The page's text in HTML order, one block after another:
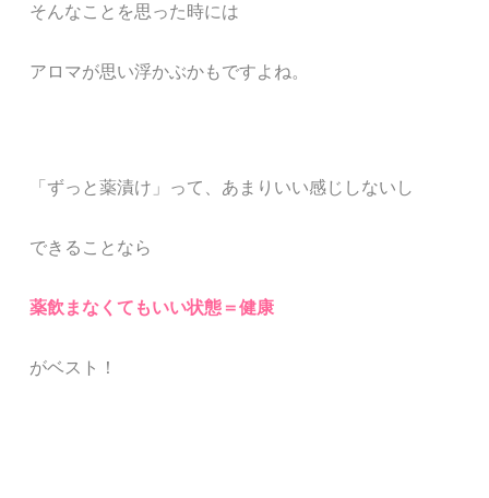
そんなことを思った時には
アロマが思い浮かぶかもですよね。
「ずっと薬漬け」って、 あまりいい感じしないし
できることなら
薬飲まなくてもいい状態＝健康
がベスト！